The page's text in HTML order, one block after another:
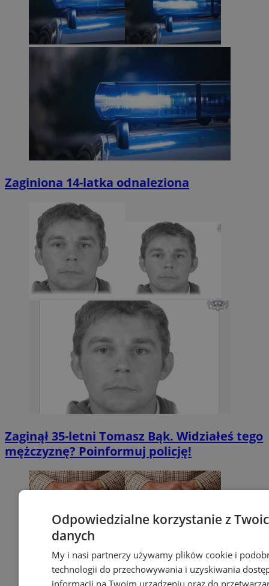
Zaginiona 14-latka odnaleziona
Zaginął 35-letni Tomasz Bąk. Widziałeś tego
mężczyznę? Poinformuj policję!
Odpowiedzialne korzystanie z
danych
My i nasi partnerzy używamy plików cookie i
technologii do przechowywania i uzyskiwania
informacji na Twoim urządzeniu oraz do